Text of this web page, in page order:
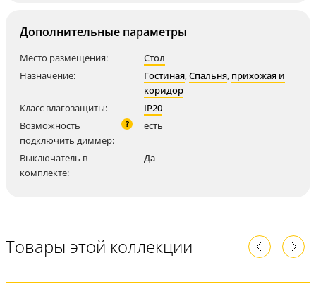
Дополнительные параметры
Место размещения:
Стол
Назначение:
Гостиная,Спальня, прихожая и
коридор
Класс влагозащиты:
IP20
Возможность
подключить диммер:
? есть
Выключатель в
комплекте:
Да
Товары этой коллекции